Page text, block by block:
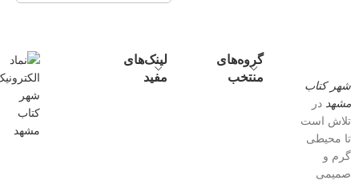
شهر کتاب
مشهد در
تلاش است
تا محیطی
گرم و
صمیمی
گروه‌های
منتخب
لینک‌های
مفید